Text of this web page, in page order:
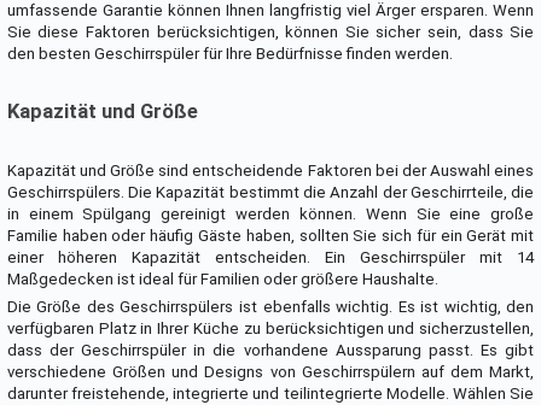
umfassende Garantie können Ihnen langfristig viel Ärger ersparen. Wenn
Sie diese Faktoren berücksichtigen, können Sie sicher sein, dass Sie
den besten Geschirrspüler für Ihre Bedürfnisse finden werden.
Kapazität und Größe
Kapazität und Größe sind entscheidende Faktoren bei der Auswahl eines
Geschirrspülers. Die Kapazität bestimmt die Anzahl der Geschirrteile, die
in einem Spülgang gereinigt werden können. Wenn Sie eine große
Familie haben oder häufig Gäste haben, sollten Sie sich für ein Gerät mit
einer höheren Kapazität entscheiden. Ein Geschirrspüler mit 14
Maßgedecken ist ideal für Familien oder größere Haushalte.
Die Größe des Geschirrspülers ist ebenfalls wichtig. Es ist wichtig, den
verfügbaren Platz in Ihrer Küche zu berücksichtigen und sicherzustellen,
dass der Geschirrspüler in die vorhandene Aussparung passt. Es gibt
verschiedene Größen und Designs von Geschirrspülern auf dem Markt,
darunter freistehende, integrierte und teilintegrierte Modelle. Wählen Sie